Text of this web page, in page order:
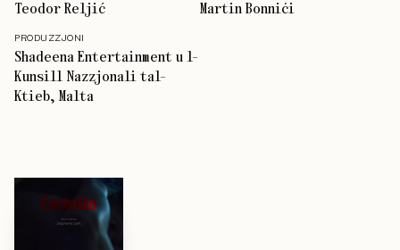
Teodor Reljić Martin Bonniċi
PRODUZZJONI
Shadeena Entertainment u l-
Kunsill Nazzjonali tal-
Ktieb, Malta